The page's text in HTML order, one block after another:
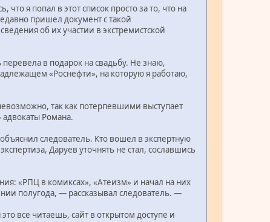
я попал в этот список просто за то, что на
пришел документ с такой
об их участии в экстремистской
в подарок на свадьбу. Не знаю,
«Роснефти», на которую я работаю,
так как потерпевшими выступает
адвокаты Романа.
следователь. Кто вошел в экспертную
Даруев уточнять не стал, сославшись
«РПЦ в комиксах», «Атеизм» и начал на них
полугода, — рассказывал следователь. —
все читаешь, сайт в открытом доступе и